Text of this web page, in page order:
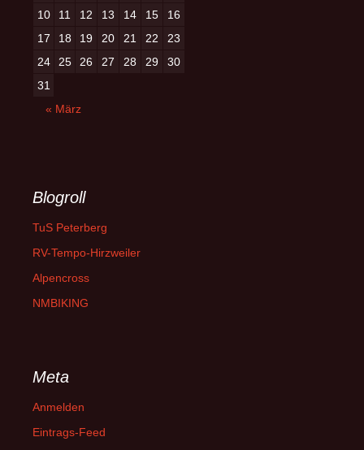
10
11 12 13 14 15
16
17
18 19 20 21 22
23
24
25 26 27 28 29
30
31
« März
Blogroll
TuS Peterberg
RV-Tempo-Hirzweiler
Alpencross
NMBIKING
Meta
Anmelden
Eintrags-Feed